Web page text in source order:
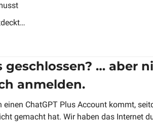
geschlossen? … aber
anmelden.
ChatGPT Plus Account kommt,
gemacht hat. Wir haben das Internet